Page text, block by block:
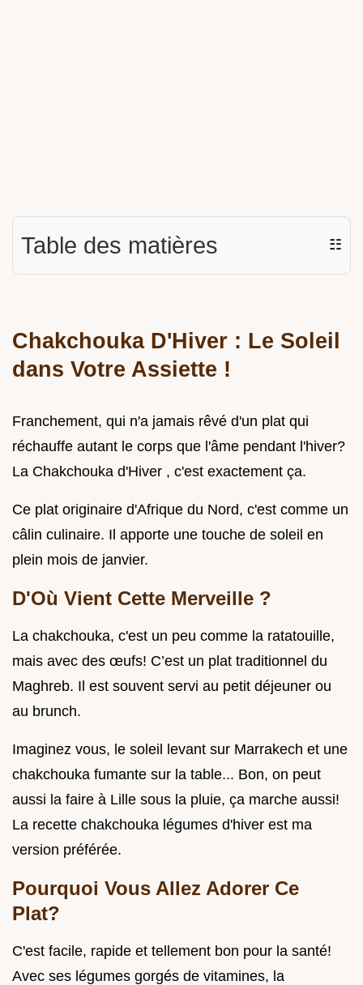
Table des matières ☷
Chakchouka D'Hiver : Le Soleil
dans Votre Assiette !
Franchement, qui n'a jamais rêvé d'un plat qui
réchauffe autant le corps que l'âme pendant l'hiver?
La Chakchouka d'Hiver , c'est exactement ça.
Ce plat originaire d'Afrique du Nord, c'est comme un
câlin culinaire. Il apporte une touche de soleil en
plein mois de janvier.
D'Où Vient Cette Merveille ?
La chakchouka, c'est un peu comme la ratatouille,
mais avec des œufs! C’est un plat traditionnel du
Maghreb. Il est souvent servi au petit déjeuner ou
au brunch.
Imaginez vous, le soleil levant sur Marrakech et une
chakchouka fumante sur la table... Bon, on peut
aussi la faire à Lille sous la pluie, ça marche aussi!
La recette chakchouka légumes d'hiver est ma
version préférée.
Pourquoi Vous Allez Adorer Ce
Plat?
C'est facile, rapide et tellement bon pour la santé!
Avec ses légumes gorgés de vitamines, la